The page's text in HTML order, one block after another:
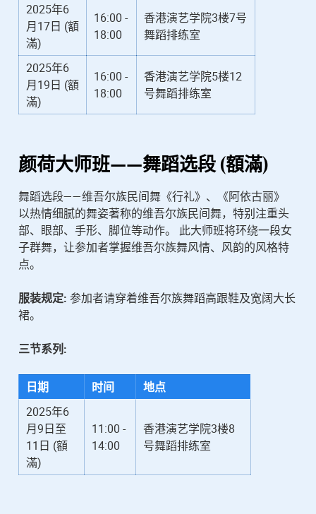
2025年6
月17日 (額
滿)
16:00 -
18:00
香港演艺学院3楼7号
舞蹈排练室
2025年6
月19日 (額
滿)
16:00 -
18:00
香港演艺学院5楼12
号舞蹈排练室
颜荷大师班——舞蹈选段 (額滿)
舞蹈选段——维吾尔族民间舞《行礼》、《阿依古丽》
以热情细腻的舞姿著称的维吾尔族民间舞，特别注重头
部、眼部、手形、脚位等动作。 此大师班将环绕一段女
子群舞，让参加者掌握维吾尔族舞风情、风韵的风格特
点。
服装规定: 参加者请穿着维吾尔族舞蹈高跟鞋及宽阔大长
裙。
三节系列:
日期 时间
地点
2025年6
月9日至
11日 (額
滿)
11:00 -
14:00
香港演艺学院3楼8
号舞蹈排练室